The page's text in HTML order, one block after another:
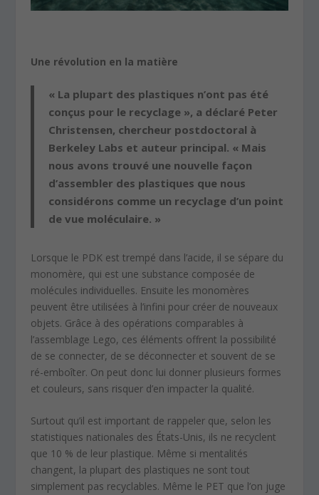
Une révolution en la matière
« La plupart des plastiques n’ont pas été
conçus pour le recyclage », a déclaré Peter
Christensen, chercheur postdoctoral à
Berkeley Labs et auteur principal. « Mais
nous avons trouvé une nouvelle façon
d’assembler des plastiques que nous
considérons comme un recyclage d’un point
de vue moléculaire. »
Lorsque le PDK est trempé dans l’acide, il se sépare du
monomère, qui est une substance composée de
molécules individuelles. Ensuite les monomères
peuvent être utilisées à l’infini pour créer de nouveaux
objets. Grâce à des opérations comparables à
l’assemblage Lego, ces éléments offrent la possibilité
de se connecter, de se déconnecter et souvent de se
ré-emboîter. On peut donc lui donner plusieurs formes
et couleurs, sans risquer d’en impacter la qualité.
Surtout qu’il est important de rappeler que, selon les
statistiques nationales des États-Unis, ils ne recyclent
que 10 % de leur plastique. Même si mentalités
changent, la plupart des plastiques ne sont tout
simplement pas recyclables. Même le PET que l’on juge